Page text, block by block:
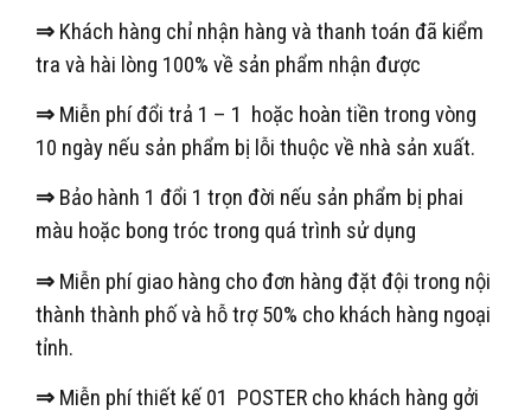
⇒ Khách hàng chỉ nhận hàng và thanh toán đã kiểm
tra và hài lòng 100% về sản phẩm nhận được
⇒ Miễn phí đổi trả 1 – 1 hoặc hoàn tiền trong vòng
10 ngày nếu sản phẩm bị lỗi thuộc về nhà sản xuất.
⇒ Bảo hành 1 đổi 1 trọn đời nếu sản phẩm bị phai
màu hoặc bong tróc trong quá trình sử dụng
⇒ Miễn phí giao hàng cho đơn hàng đặt đội trong nội
thành thành phố và hỗ trợ 50% cho khách hàng ngoại
tỉnh.
⇒ Miễn phí thiết kế 01 POSTER cho khách hàng gởi